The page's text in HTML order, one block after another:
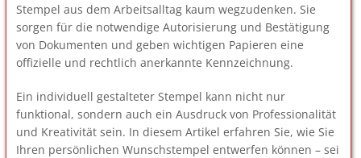
Stempel aus dem Arbeitsalltag kaum wegzudenken. Sie
sorgen für die notwendige Autorisierung und Bestätigung
von Dokumenten und geben wichtigen Papieren eine
offizielle und rechtlich anerkannte Kennzeichnung.
Ein individuell gestalteter Stempel kann nicht nur
funktional, sondern auch ein Ausdruck von Professionalität
und Kreativität sein. In diesem Artikel erfahren Sie, wie Sie
Ihren persönlichen Wunschstempel entwerfen können – sei